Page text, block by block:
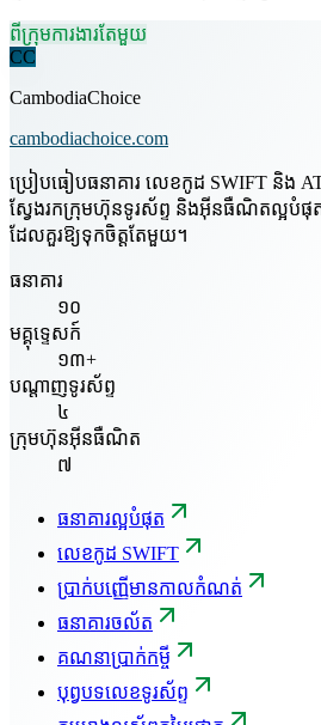
ពីក្រុមការងារតែមួយ
CC
CambodiaChoice
cambodiachoice.com
ប្រៀបធៀបធនាគារ លេខកូដ SWIFT និង
ស្វែងរកក្រុមហ៊ុនទូរស័ព្ទ និងអ៊ីនធឺណិតល្អបំផុ
ដែលគួរឱ្យទុកចិត្តតែមួយ។
ធនាគារ
១០
មគ្គុទ្ទេសក៍
១៣+
បណ្តាញទូរស័ព្ទ
៤
ក្រុមហ៊ុនអ៊ីនធឺណិត
៧
ធនាគារល្អបំផុត
លេខកូដ SWIFT
ប្រាក់បញ្ញើមានកាលកំណត់
ធនាគារចល័ត
គណនាប្រាក់កម្ចី
បុព្វបទលេខទូរស័ព្ទ